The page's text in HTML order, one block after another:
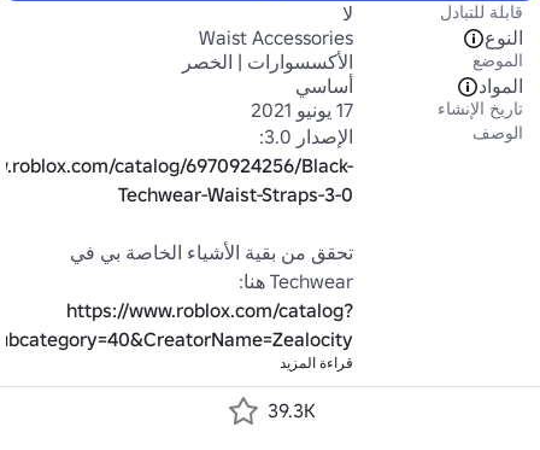
قابلة للتبادل
لا
النوع
Waist Accessories
الموضع
الأكسسوارات | الخصر
المواد
أساسي
تاريخ الإنشاء 17 يونيو 2021
الوصف
الإصدار 3.0:
catalog/6970924256/Black-
Techwear-Waist-Straps-3-0
Techwear هنا:
https://www.roblox.com/catalog?
قراءة المزيد
39.3K